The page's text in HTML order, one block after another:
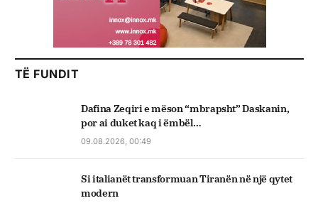
TË FUNDIT
Dafina Zeqiri e mëson “mbrapsht” Daskanin,
por ai duket kaq i ëmbël…
09.08.2026, 00:49
Si italianët transformuan Tiranën në një qytet
modern